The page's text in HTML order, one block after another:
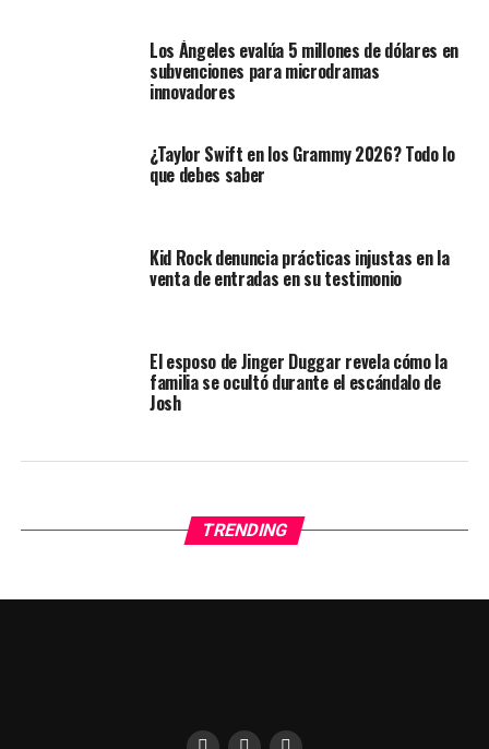
Los Ángeles evalúa 5 millones de dólares en
subvenciones para microdramas
innovadores
¿Taylor Swift en los Grammy 2026? Todo lo
que debes saber
Kid Rock denuncia prácticas injustas en la
venta de entradas en su testimonio
El esposo de Jinger Duggar revela cómo la
familia se ocultó durante el escándalo de
Josh
TRENDING